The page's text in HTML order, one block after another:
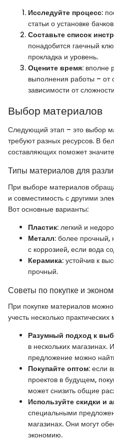
Исследуйте процесс:
статьи о установке
Составьте список
понадобится гаечный
прокладка и уровень.
Оцените время: вполне
выполнения работы – от
зависимости от
Выбор материалов
Следующий этап – это выбор
требуют разных ресурсов. В
составляющих поможет
Типы материалов для
При выборе материалов
и совместимость с другими
Вот основные варианты:
Пластик: легкий и
Металл: более прочный,
с коррозией, если вода
Керамика: устойчив к
прочный.
Советы по покупке и
При покупке материалов
учесть несколько
Разумный подход к
в нескольких магазинах.
предложение можно
Покупайте оптом: если
проектов в будущем,
может снизить общие
Используйте скидки и
специальными
магазинах. Они могут
экономию.